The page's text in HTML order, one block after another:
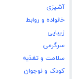
آشپزی
خانواده و روابط
زیبایی
سرگرمی
سلامت و تغذیه
کودک و نوجوان